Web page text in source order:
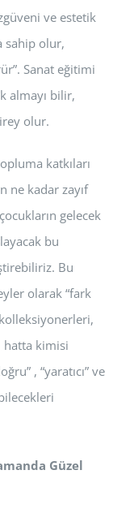
ve estetik
sahip olur,
Sanat eğitimi
almayı bilir,
olur.
katkıları
ne kadar zayıf
gelecek
bu
Bu
olarak “fark
hatta kimisi
, “yaratıcı” ve
Güzel